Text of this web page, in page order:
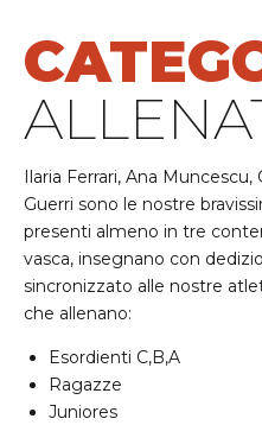
Ilaria Ferrari, Ana
Guerri sono le nostre
presenti almeno in tre
vasca, insegnano con
sincronizzato alle nostre
che allenano:
Esordienti C,B,A
Ragazze
Juniores